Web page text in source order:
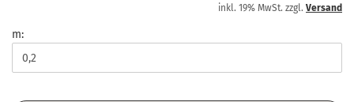
inkl. 19% MwSt. zzgl. Versand
m: